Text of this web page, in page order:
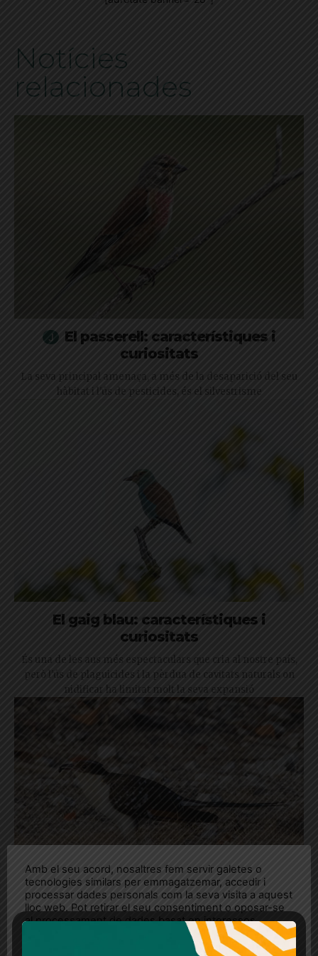
Notícies
relacionades
El passerell: característiques i
curiositats
La seva principal amenaça, a més de la desaparició del seu
hàbitat i l'ús de pesticides, és el silvestrisme
El gaig blau: característiques i
curiositats
És una de les aus més espectaculars que cria al nostre país,
però l'ús de plaguicides i la pèrdua de cavitats naturals on
nidificar ha limitat molt la seva expansió
El cucut reial: característiques i
curiositats
Amb el seu acord, nosaltres fem servir galetes o
tecnologies similars per emmagatzemar, accedir i
processar dades personals com la seva visita a aquest
lloc web. Pot retirar el seu consentiment o oposar-se
al processament de dades basat en interessos
legítims en qualsevol moment fent clic a "Ajustos de
cookies" o a la nostra Política de privacitat en aquest